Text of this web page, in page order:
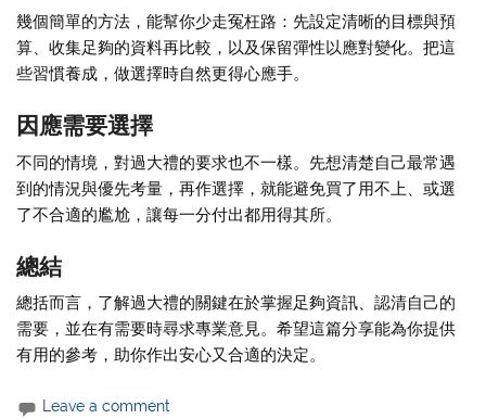
幾個簡單的方法，能幫你少走冤枉路：先設定清晰的目標與預
算、收集足夠的資料再比較，以及保留彈性以應對變化。把這
些習慣養成，做選擇時自然更得心應手。
因應需要選擇
不同的情境，對過大禮的要求也不一樣。先想清楚自己最常遇
到的情況與優先考量，再作選擇，就能避免買了用不上、或選
了不合適的尷尬，讓每一分付出都用得其所。
總結
總括而言，了解過大禮的關鍵在於掌握足夠資訊、認清自己的
需要，並在有需要時尋求專業意見。希望這篇分享能為你提供
有用的參考，助你作出安心又合適的決定。
Leave a comment